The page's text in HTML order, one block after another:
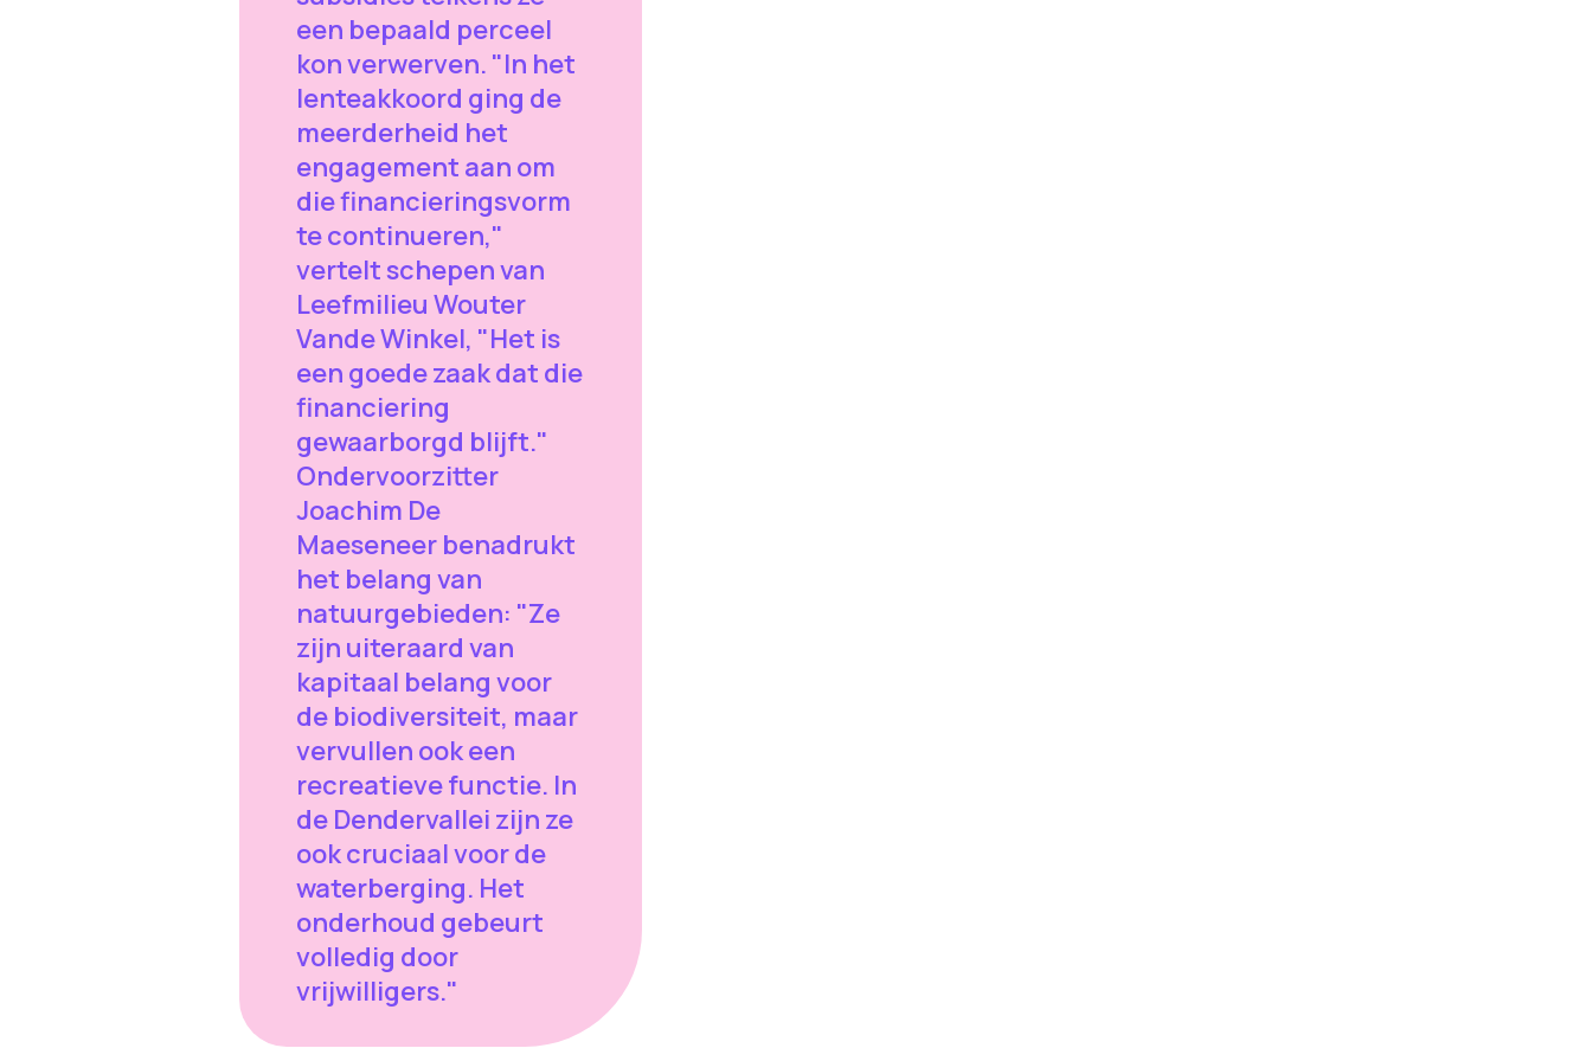
een bepaald perceel
kon verwerven. "In het
lenteakkoord ging de
meerderheid het
engagement aan om
die financieringsvorm
te continueren,"
vertelt schepen van
Leefmilieu Wouter
Vande Winkel, "Het is
een goede zaak dat die
financiering
gewaarborgd blijft."
Ondervoorzitter
Joachim De
Maeseneer benadrukt
het belang van
natuurgebieden: "Ze
zijn uiteraard van
kapitaal belang voor
de biodiversiteit, maar
vervullen ook een
recreatieve functie. In
de Dendervallei zijn ze
ook cruciaal voor de
waterberging. Het
onderhoud gebeurt
volledig door
vrijwilligers."